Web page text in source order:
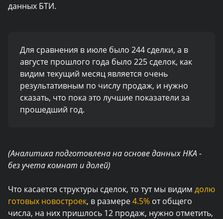
данных БТИ.
Для сравнения в июле было 244 сделки, а в
августе прошлого года было 225 сделок, как
видим текущий месяц является очень
результативным по числу продаж, и нужно
сказать, что пока это лучшие показатели за
прошедший год.
(Аналитика подготовлена на основе данных НКА -
без учета комнат и долей)
Что касается структуры сделок, то тут мы видим долю
готовых новостроек, в размере4.5% от общего
числа, на них пришлось 12 продаж, нужно отметить,